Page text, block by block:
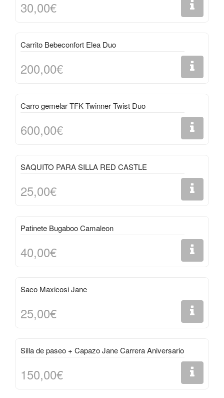
30,00€
Carrito Bebeconfort Elea Duo
200,00€
Carro gemelar TFK Twinner Twist Duo
600,00€
SAQUITO PARA SILLA RED CASTLE
25,00€
Patinete Bugaboo Camaleon
40,00€
Saco Maxicosi Jane
25,00€
Silla de paseo + Capazo Jane Carrera Aniversario
150,00€